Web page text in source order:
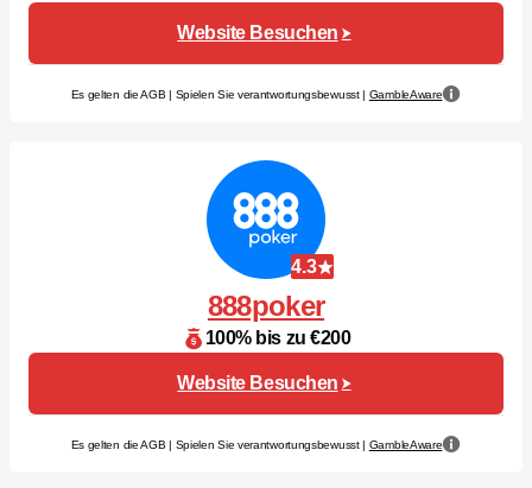
Website Besuchen
Es gelten die AGB | Spielen Sie verantwortungsbewusst | GambleAware
4.3
888poker
100% bis zu €200
Website Besuchen
Es gelten die AGB | Spielen Sie verantwortungsbewusst | GambleAware